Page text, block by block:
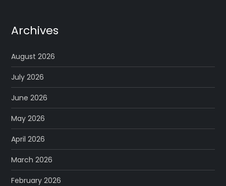
Archives
August 2026
July 2026
June 2026
May 2026
April 2026
March 2026
February 2026